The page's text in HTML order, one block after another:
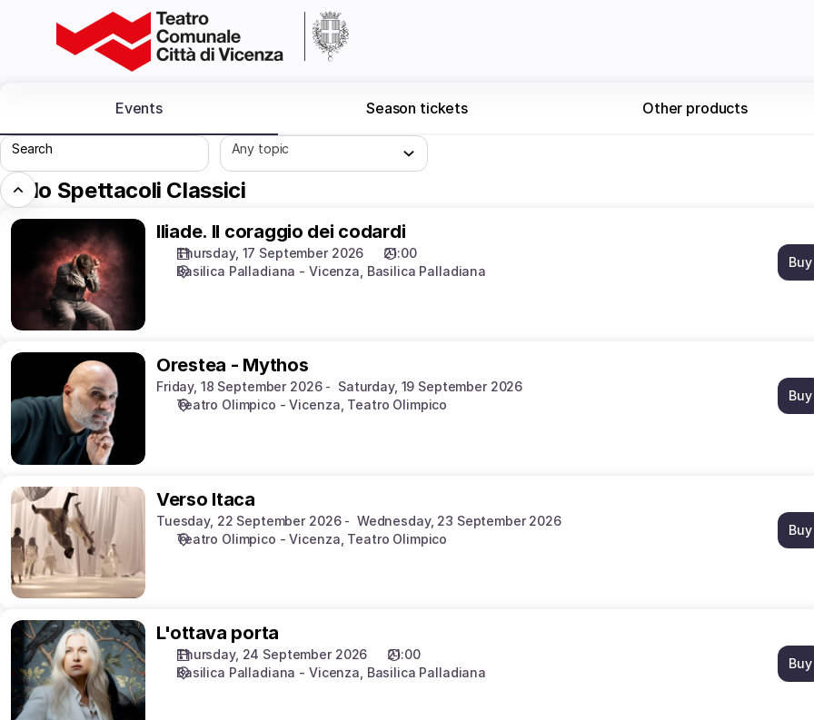
Vicenza
Events Season tickets Other products
Search Any topic
Ciclo Spettacoli Classici
Iliade.
coraggio
codardi
Iliade. Il coraggio dei codardi
Thursday, 17 September 2026
21:00
Basilica Palladiana - Vicenza Basilica Palladiana
Buy
Orestea
Mythos
Orestea - Mythos
Friday, 18 September 2026
Saturday, 19 September 2026
Teatro Olimpico - Vicenza Teatro Olimpico
Buy
Verso
Itaca
Verso Itaca
Tuesday, 22 September 2026
Wednesday, 23 September 2026
Teatro Olimpico - Vicenza Teatro Olimpico
Buy
L'ottava
porta
L'ottava porta
Thursday, 24 September 2026
21:00
Basilica Palladiana - Vicenza Basilica Palladiana
Buy